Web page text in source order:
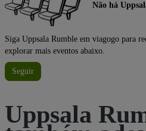
Não há
Siga Uppsala Rumble em viagogo para
explorar mais eventos abaixo.
Seguir
Uppsala